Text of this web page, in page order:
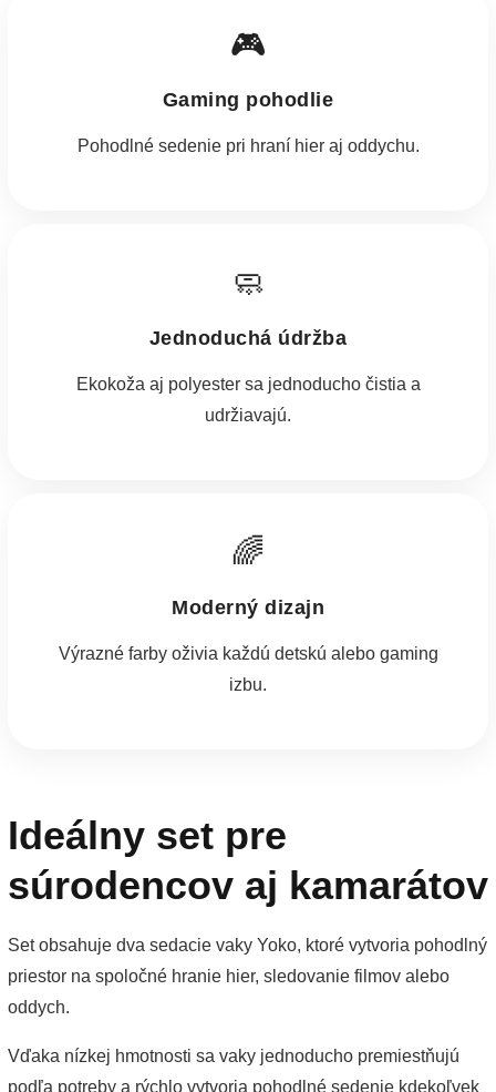
🎮
Gaming pohodlie
Pohodlné sedenie pri hraní hier aj oddychu.
🧼
Jednoduchá údržba
Ekokoža aj polyester sa jednoducho čistia a
udržiavajú.
🌈
Moderný dizajn
Výrazné farby oživia každú detskú alebo gaming
izbu.
Ideálny set pre
súrodencov aj kamarátov
Set obsahuje dva sedacie vaky Yoko, ktoré vytvoria pohodlný
priestor na spoločné hranie hier, sledovanie filmov alebo
oddych.
Vďaka nízkej hmotnosti sa vaky jednoducho premiestňujú
podľa potreby a rýchlo vytvoria pohodlné sedenie kdekoľvek